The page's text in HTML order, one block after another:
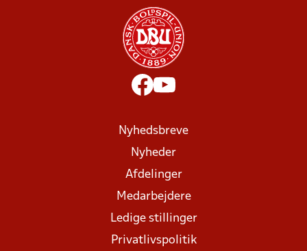
Nyhedsbreve
Nyheder
Afdelinger
Medarbejdere
Ledige stillinger
Privatlivspolitik